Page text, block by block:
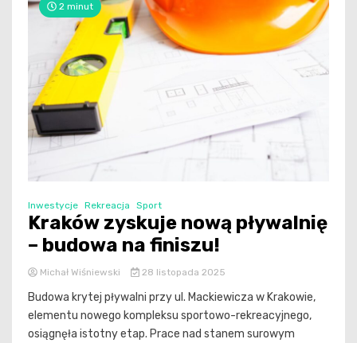
2 minut
Inwestycje Rekreacja Sport
Kraków zyskuje nową pływalnię
– budowa na finiszu!
Michał Wiśniewski 28 listopada 2025
Budowa krytej pływalni przy ul. Mackiewicza w Krakowie,
elementu nowego kompleksu sportowo-rekreacyjnego,
osiągnęła istotny etap. Prace nad stanem surowym